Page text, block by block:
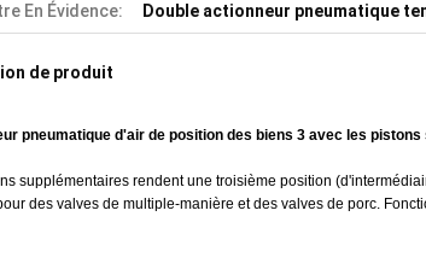
En Évidence: Double actionneur pneumatique
de produit
pneumatique d'air de position des biens 3 avec les
supplémentaires rendent une troisième position
des valves de multiple-manière et des valves de porc.